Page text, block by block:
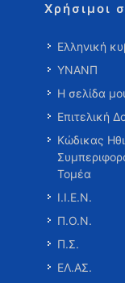
Χρήσιμοι
Ελληνική
ΥΝΑΝΠ
Η σελίδα
Επιτελική
Κώδικας
Τομέα
Ι.Ι.Ε.Ν.
Π.Ο.Ν.
Π.Σ.
ΕΛ.ΑΣ.